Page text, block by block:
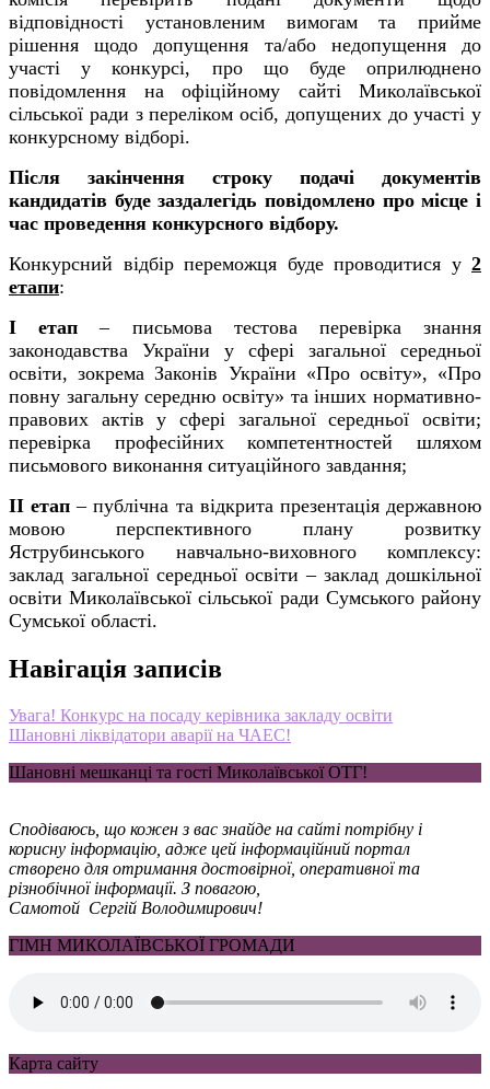
відповідності установленим вимогам та прийме
рішення щодо допущення та/або недопущення до
участі у конкурсі, про що буде оприлюднено
повідомлення на офіційному сайті Миколаївської
сільської ради з переліком осіб, допущених до участі у
конкурсному відборі.
Після закінчення строку подачі документів
кандидатів буде заздалегідь повідомлено про місце і
час проведення конкурсного відбору.
Конкурсний відбір переможця буде проводитися у 2
етапи:
І етап – письмова тестова перевірка знання
законодавства України у сфері загальної середньої
освіти, зокрема Законів України «Про освіту», «Про
повну загальну середню освіту» та інших нормативно-
правових актів у сфері загальної середньої освіти;
перевірка професійних компетентностей шляхом
письмового виконання ситуаційного завдання;
ІІ етап – публічна та відкрита презентація державною
мовою перспективного плану розвитку
Яструбинського навчально-виховного комплексу:
заклад загальної середньої освіти – заклад дошкільної
освіти Миколаївської сільської ради Сумського району
Сумської області.
Навігація записів
Увага! Конкурс на посаду керівника закладу освіти
Шановні ліквідатори аварії на ЧАЕС!
Шановні мешканці та гості Миколаївської ОТГ!
Сподіваюсь, що кожен з вас знайде на сайті потрібну і
корисну інформацію, адже цей інформаційний портал
створено для отримання достовірної, оперативної та
різнобічної інформації. З повагою,
Самотой Сергій Володимирович!
ГІМН МИКОЛАЇВСЬКОЇ ГРОМАДИ
Карта сайту